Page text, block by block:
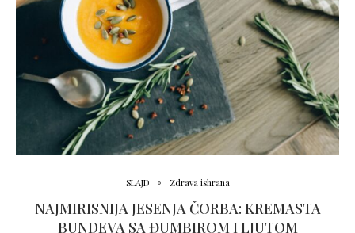
SLAJD Zdrava ishrana
NAJMIRISNIJA JESENJA ČORBA: KREMASTA
BUNDEVA SA ĐUMBIROM I LJUTOM